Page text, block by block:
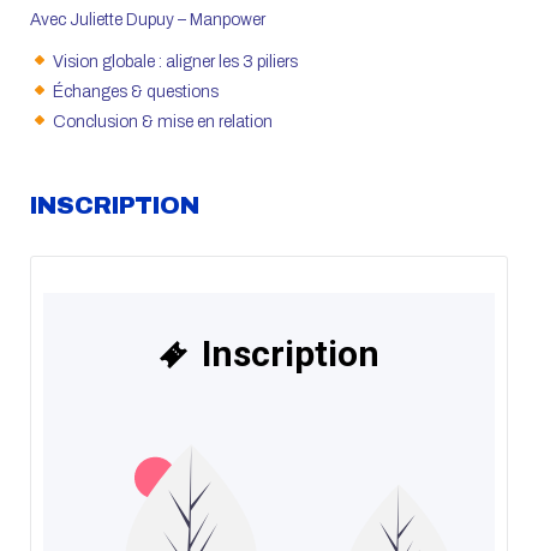
Avec Juliette Dupuy – Manpower
Vision globale : aligner les 3 piliers
Échanges & questions
Conclusion & mise en relation
INSCRIPTION